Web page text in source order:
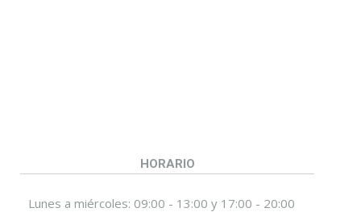
HORARIO
Lunes a miércoles: 09:00 - 13:00 y 17:00 - 20:00